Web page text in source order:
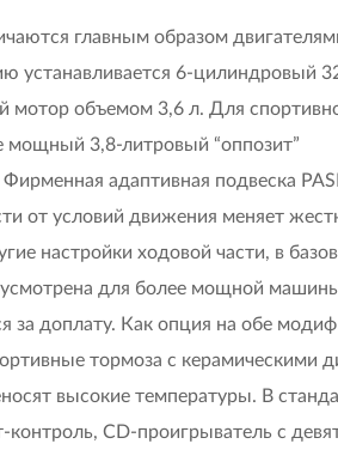
главным образом
устанавливается 6-цилиндровый
мотор объемом 3,6 л. Для
мощный 3,8-литровый “оппозит”
адаптивная подвеска
от условий движения меняет
настройки ходовой части, в
для более мощной
за доплату. Как опция на обе
тормоза с керамическими
высокие температуры. В
CD-проигрыватель с